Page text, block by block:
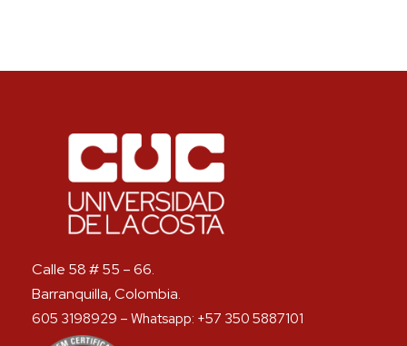
Calle 58 # 55 – 66.
Barranquilla, Colombia.
605 3198929 – Whatsapp: +57 350 5887101